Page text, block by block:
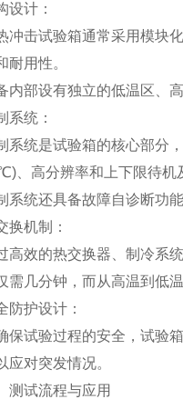
计：
试验箱通常采用模块化
耐用性。
设有独立的低温区、高
统：
是试验箱的核心部分，
、高分辨率和上下限待机
还具备故障自诊断功能
机制：
的热交换器、制冷系统
需几分钟，而从高温到低
护设计：
验过程的安全，试验箱
应对突发情况。
试流程与应用